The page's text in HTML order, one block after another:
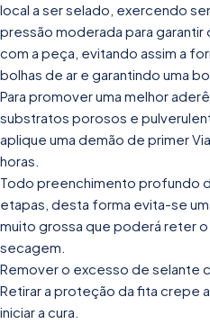
local a ser selado, exercendo
pressão moderada para
com a peça, evitando assim a
bolhas de ar e garantindo uma
Para promover uma melhor
substratos porosos e
aplique uma demão de primer
horas.
Todo preenchimento profundo
etapas, desta forma evita-se
muito grossa que poderá reter
secagem.
Remover o excesso de selante
Retirar a proteção da fita crepe
iniciar a cura.